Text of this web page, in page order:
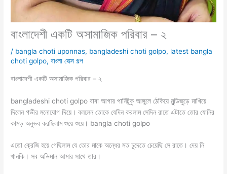
বাংলাদেশী একটি অসামাজিক পরিবার – ২
/ bangla choti uponnas, bangladeshi choti golpo, latest bangla
choti golpo,বাংলা সেক্স গল্প
বাংলাদেশী একটি অসামাজিক পরিবার – ২
bangladeshi choti golpo বাবা আগার পানিটুকু আঙ্গুলে ঠেকিয়ে মুন্ডিজুড়ে মাখিয়ে
দিলেন গভীর মনোযোগ দিয়ে। বললেন তোকে যেদিন করলাম সেদিন রাতে এটাতে তোর যোনির
কামড় অনুভব করছিলাম শুয়ে শুয়ে। bangla choti golpo
এতো ক্রেজি হয়ে গেছিলাম যে তোর মাকে অন্ধের মত চুদেতে চেয়েছি সে রাতে। দেয় নি
খানকি। সব অভিমান আমার সাথে তার।